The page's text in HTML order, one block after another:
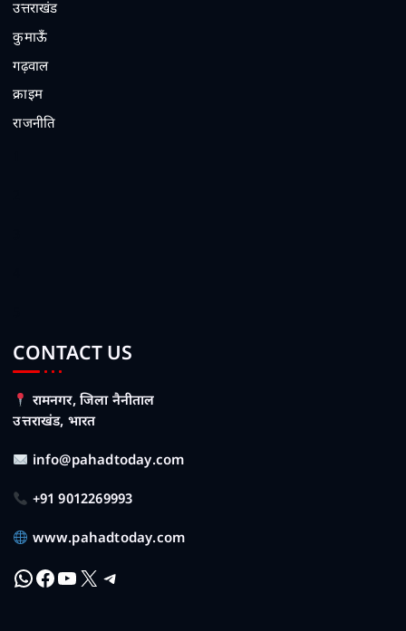
उत्तराखंड
कुमाऊँ
गढ़वाल
क्राइम
राजनीति
CONTACT US
रामनगर, जिला नैनीताल
उत्तराखंड, भारत
info@pahadtoday.com
+91 9012269993
www.pahadtoday.com
WhatsApp
Facebook
YouTube
X Telegram